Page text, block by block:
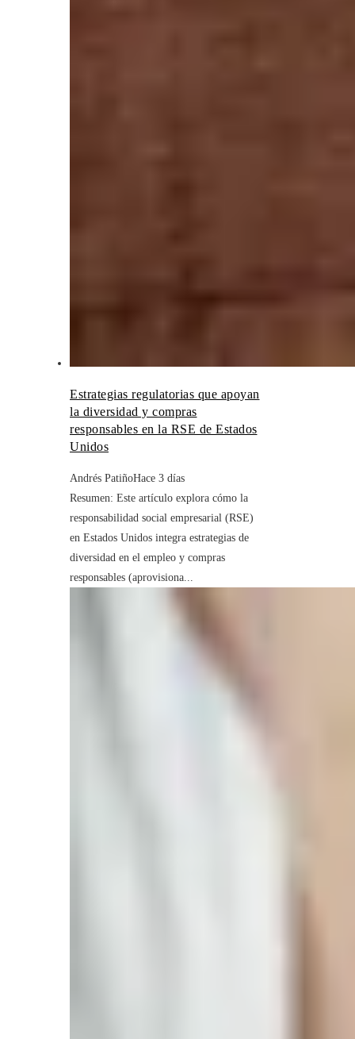
Estrategias regulatorias que apoyan
la diversidad y compras
responsables en la RSE de Estados
Unidos
Andrés PatiñoHace 3 días
Resumen: Este artículo explora cómo la
responsabilidad social empresarial (RSE)
en Estados Unidos integra estrategias de
diversidad en el empleo y compras
responsables (aprovisiona...